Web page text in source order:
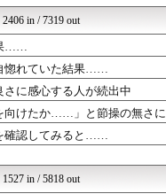
ミリタリー速報☆彡
まとめもりー｜2c...
ニュースちゃんねる
に考えた
あってもの申す！！
じゃんる
まるやき（保守）
とめもりー｜2c...
ミリタリー速報☆彡
に考えた
2406 in / 7319 out
……
惚れていた結果……
に感心する人が続出中
向けたか……」と節操の無さに
確認してみると……
1527 in / 5818 out